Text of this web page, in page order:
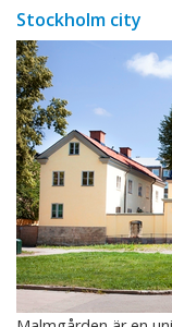
Stockholm city